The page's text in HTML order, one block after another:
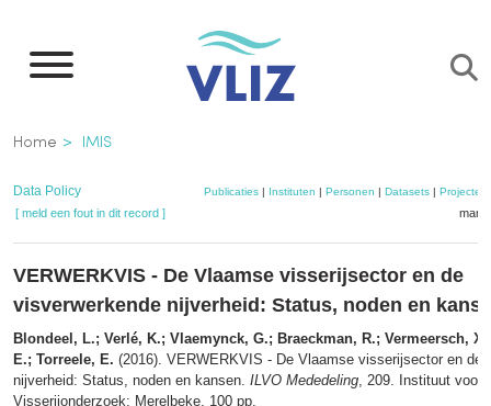
naar
inhoud
gaan
Kruimelpad
Home IMIS
Data Policy Publicaties| Instituten | Personen | Datasets| Projecten
[ meld een fout in dit record ]
VERWERKVIS - De Vlaamse visserijsector en de
visverwerkende nijverheid: Status, noden en
Blondeel, L.; Verlé, K.; Vlaemynck, G.; Braeckman, R.; Vermeersch,
E.; Torreele, E. (2016). VERWERKVIS - De Vlaamse visserijsector en de
nijverheid: Status, noden en kansen. ILVO Mededeling, 209. Instituut voor
Visserijonderzoek: Merelbeke. 100 pp.